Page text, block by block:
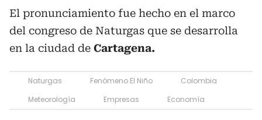
El pronunciamiento fue hecho en el marco
del congreso de Naturgas que se desarrolla
en la ciudad de Cartagena.
Naturgas Fenómeno El Niño
Colombia
Meteorología
Empresas Economía